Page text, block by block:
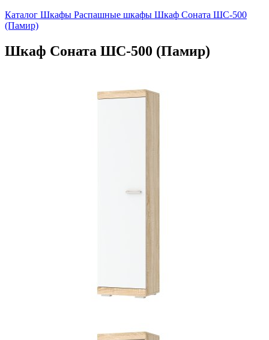
Каталог Шкафы Распашные шкафы Шкаф Соната ШС-500
(Памир)
Шкаф Соната ШС-500 (Памир)